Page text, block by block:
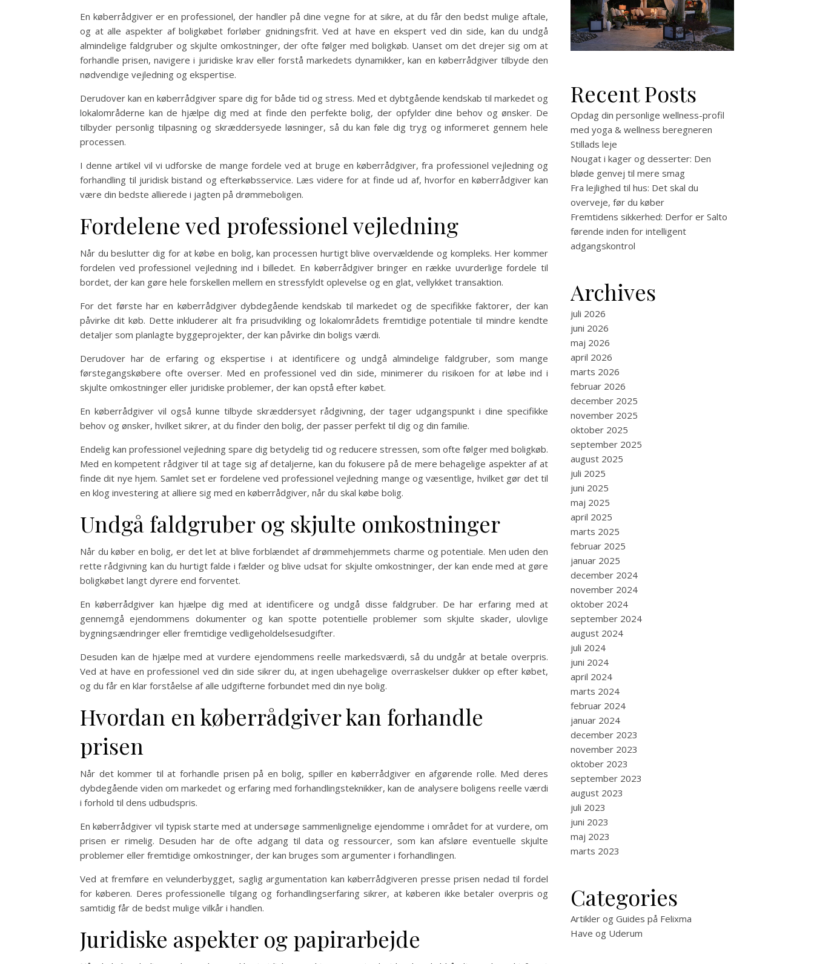
En køberrådgiver er en professionel, der handler på dine vegne for at sikre, at du får den bedst mulige aftale,
og at alle aspekter af boligkøbet forløber gnidningsfrit. Ved at have en ekspert ved din side, kan du undgå
almindelige faldgruber og skjulte omkostninger, der ofte følger med boligkøb. Uanset om det drejer sig om at
forhandle prisen, navigere i juridiske krav eller forstå markedets dynamikker, kan en køberrådgiver tilbyde den
nødvendige vejledning og ekspertise.
Derudover kan en køberrådgiver spare dig for både tid og stress. Med et dybtgående kendskab til markedet og
lokalområderne kan de hjælpe dig med at finde den perfekte bolig, der opfylder dine behov og ønsker. De
tilbyder personlig tilpasning og skræddersyede løsninger, så du kan føle dig tryg og informeret gennem hele
processen.
I denne artikel vil vi udforske de mange fordele ved at bruge en køberrådgiver, fra professionel vejledning og
forhandling til juridisk bistand og efterkøbsservice. Læs videre for at finde ud af, hvorfor en køberrådgiver kan
være din bedste allierede i jagten på drømmeboligen.
Fordelene ved professionel vejledning
Når du beslutter dig for at købe en bolig, kan processen hurtigt blive overvældende og kompleks. Her kommer
fordelen ved professionel vejledning ind i billedet. En køberrådgiver bringer en række uvurderlige fordele til
bordet, der kan gøre hele forskellen mellem en stressfyldt oplevelse og en glat, vellykket transaktion.
For det første har en køberrådgiver dybdegående kendskab til markedet og de specifikke faktorer, der kan
påvirke dit køb. Dette inkluderer alt fra prisudvikling og lokalområdets fremtidige potentiale til mindre kendte
detaljer som planlagte byggeprojekter, der kan påvirke din boligs værdi.
Derudover har de erfaring og ekspertise i at identificere og undgå almindelige faldgruber, som mange
førstegangskøbere ofte overser. Med en professionel ved din side, minimerer du risikoen for at løbe ind i
skjulte omkostninger eller juridiske problemer, der kan opstå efter købet.
En køberrådgiver vil også kunne tilbyde skræddersyet rådgivning, der tager udgangspunkt i dine specifikke
behov og ønsker, hvilket sikrer, at du finder den bolig, der passer perfekt til dig og din familie.
Endelig kan professionel vejledning spare dig betydelig tid og reducere stressen, som ofte følger med boligkøb.
Med en kompetent rådgiver til at tage sig af detaljerne, kan du fokusere på de mere behagelige aspekter af at
finde dit nye hjem. Samlet set er fordelene ved professionel vejledning mange og væsentlige, hvilket gør det til
en klog investering at alliere sig med en køberrådgiver, når du skal købe bolig.
Undgå faldgruber og skjulte omkostninger
Når du køber en bolig, er det let at blive forblændet af drømmehjemmets charme og potentiale. Men uden den
rette rådgivning kan du hurtigt falde i fælder og blive udsat for skjulte omkostninger, der kan ende med at gøre
boligkøbet langt dyrere end forventet.
En køberrådgiver kan hjælpe dig med at identificere og undgå disse faldgruber. De har erfaring med at
gennemgå ejendommens dokumenter og kan spotte potentielle problemer som skjulte skader, ulovlige
bygningsændringer eller fremtidige vedligeholdelsesudgifter.
Desuden kan de hjælpe med at vurdere ejendommens reelle markedsværdi, så du undgår at betale overpris.
Ved at have en professionel ved din side sikrer du, at ingen ubehagelige overraskelser dukker op efter købet,
og du får en klar forståelse af alle udgifterne forbundet med din nye bolig.
Hvordan en køberrådgiver kan forhandle
prisen
Når det kommer til at forhandle prisen på en bolig, spiller en køberrådgiver en afgørende rolle. Med deres
dybdegående viden om markedet og erfaring med forhandlingsteknikker, kan de analysere boligens reelle værdi
i forhold til dens udbudspris.
En køberrådgiver vil typisk starte med at undersøge sammenlignelige ejendomme i området for at vurdere, om
prisen er rimelig. Desuden har de ofte adgang til data og ressourcer, som kan afsløre eventuelle skjulte
problemer eller fremtidige omkostninger, der kan bruges som argumenter i forhandlingen.
Ved at fremføre en velunderbygget, saglig argumentation kan køberrådgiveren presse prisen nedad til fordel
for køberen. Deres professionelle tilgang og forhandlingserfaring sikrer, at køberen ikke betaler overpris og
samtidig får de bedst mulige vilkår i handlen.
Juridiske aspekter og papirarbejde
Recent Posts
Opdag din personlige wellness-profil
med yoga & wellness beregneren
Stillads leje
Nougat i kager og desserter: Den
bløde genvej til mere smag
Fra lejlighed til hus: Det skal du
overveje, før du køber
Fremtidens sikkerhed: Derfor er Salto
førende inden for intelligent
adgangskontrol
Archives
juli 2026
juni 2026
maj 2026
april 2026
marts 2026
februar 2026
december 2025
november 2025
oktober 2025
september 2025
august 2025
juli 2025
juni 2025
maj 2025
april 2025
marts 2025
februar 2025
januar 2025
december 2024
november 2024
oktober 2024
september 2024
august 2024
juli 2024
juni 2024
april 2024
marts 2024
februar 2024
januar 2024
december 2023
november 2023
oktober 2023
september 2023
august 2023
juli 2023
juni 2023
maj 2023
marts 2023
Categories
Artikler og Guides på Felixma
Have og Uderum